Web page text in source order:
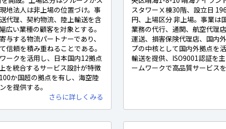
地法人は非上場の位置づけ。事
代理、契約物流、陸上輸送を含
広い業種の顧客を対象とする。
与する物流パートナーであり、
信頼を積み重ねることである。
ークを活用し、日本国内12拠点
を統合するサービス設計が特徴
か国超の拠点を有し、海空陸
を提供する。
さらに詳しくみる
スタワーⅩ棟30階、設立日
円、上場区分 非上場。事業は
業務の代行、通関、航空代理
運送、損害保険代理店、国内
プの中核として国内外拠点を
輸送を提供、ISO9001認証を
ームワークで高品質サービス